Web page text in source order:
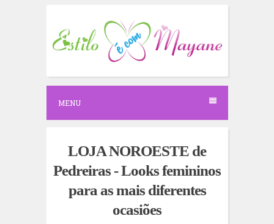
c
o
e
MENU
LOJA NOROESTE de
Pedreiras - Looks femininos
para as mais diferentes
ocasiões